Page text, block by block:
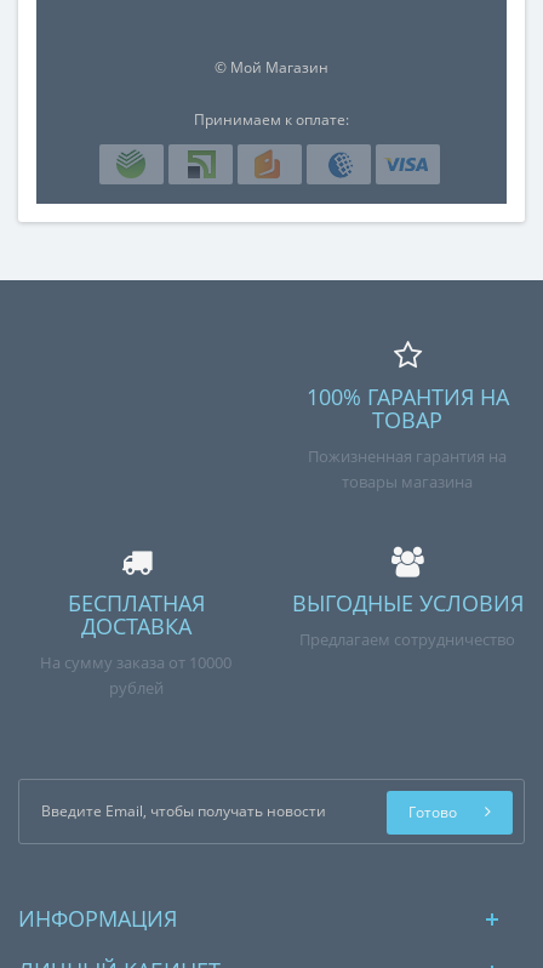
© Мой Магазин
Принимаем к оплате:
100% ГАРАНТИЯ НА
ТОВАР
Пожизненная гарантия на
товары магазина
БЕСПЛАТНАЯ
ДОСТАВКА
На сумму заказа от 10000
рублей
ВЫГОДНЫЕ УСЛОВИЯ
Предлагаем сотрудничество
Готово
ИНФОРМАЦИЯ